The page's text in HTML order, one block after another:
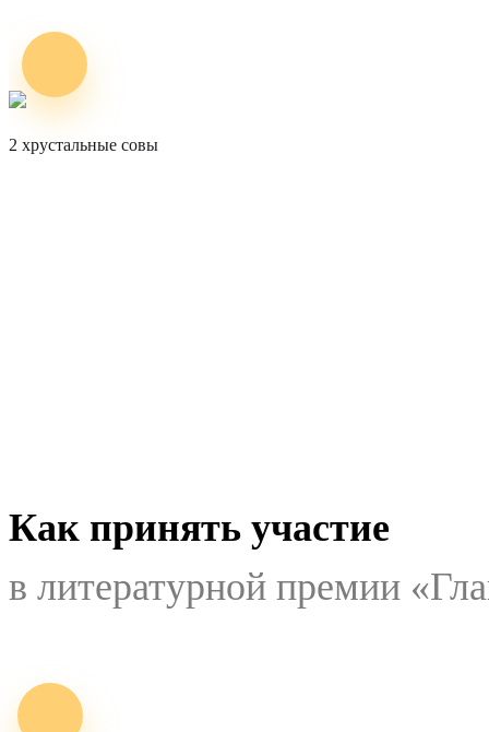
2 хрустальные совы
Как принять участие
в литературной премии